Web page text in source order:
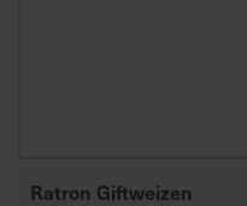
Ratron Giftweizen